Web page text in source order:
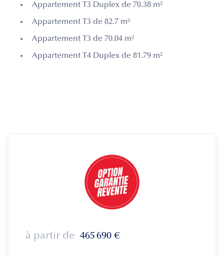
Appartement T3 Duplex de 70.38 m²
Appartement T3 de 82.7 m²
Appartement T3 de 70.04 m²
Appartement T4 Duplex de 81.79 m²
à partir de 465 690 €